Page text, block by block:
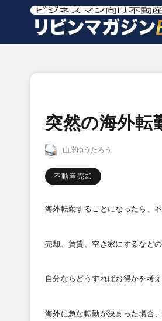
突然の海外転
山岸ゆうたろう
不動産売却
海外転勤することになったら、
売却、賃貸、空き家にするなど
自分ならどうすればお得かを考え
海外に急な転勤が決まった場合